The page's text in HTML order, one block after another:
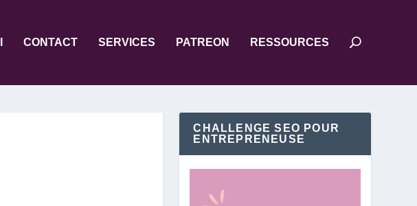
CONTACT SERVICES PATREON RESSOURCES
CHALLENGE SEO POUR
ENTREPRENEUSE